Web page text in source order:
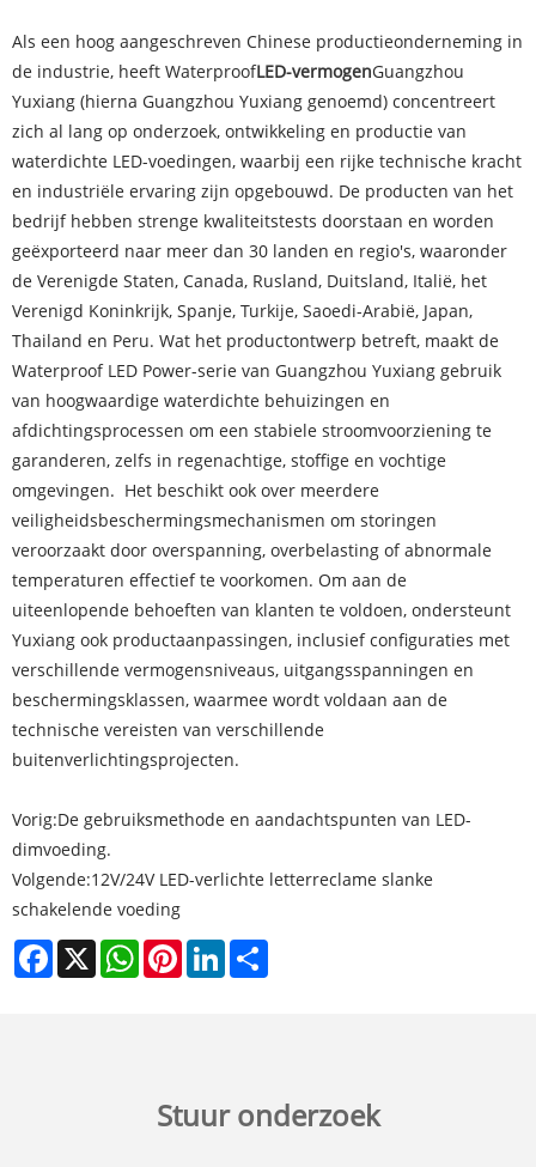
Als een hoog aangeschreven Chinese productieonderneming in
de industrie, heeft WaterproofLED-vermogenGuangzhou
Yuxiang (hierna Guangzhou Yuxiang genoemd) concentreert
zich al lang op onderzoek, ontwikkeling en productie van
waterdichte LED-voedingen, waarbij een rijke technische kracht
en industriële ervaring zijn opgebouwd. De producten van het
bedrijf hebben strenge kwaliteitstests doorstaan ​​en worden
geëxporteerd naar meer dan 30 landen en regio's, waaronder
de Verenigde Staten, Canada, Rusland, Duitsland, Italië, het
Verenigd Koninkrijk, Spanje, Turkije, Saoedi-Arabië, Japan,
Thailand en Peru. Wat het productontwerp betreft, maakt de
Waterproof LED Power-serie van Guangzhou Yuxiang gebruik
van hoogwaardige waterdichte behuizingen en
afdichtingsprocessen om een ​​stabiele stroomvoorziening te
garanderen, zelfs in regenachtige, stoffige en vochtige
omgevingen. Het beschikt ook over meerdere
veiligheidsbeschermingsmechanismen om storingen
veroorzaakt door overspanning, overbelasting of abnormale
temperaturen effectief te voorkomen. Om aan de
uiteenlopende behoeften van klanten te voldoen, ondersteunt
Yuxiang ook productaanpassingen, inclusief configuraties met
verschillende vermogensniveaus, uitgangsspanningen en
beschermingsklassen, waarmee wordt voldaan aan de
technische vereisten van verschillende
buitenverlichtingsprojecten.
Vorig:De gebruiksmethode en aandachtspunten van LED-
dimvoeding.
Volgende:12V/24V LED-verlichte letterreclame slanke
schakelende voeding
Facebook
X WhatsAppPinterestLinkedIn
Stuur onderzoek